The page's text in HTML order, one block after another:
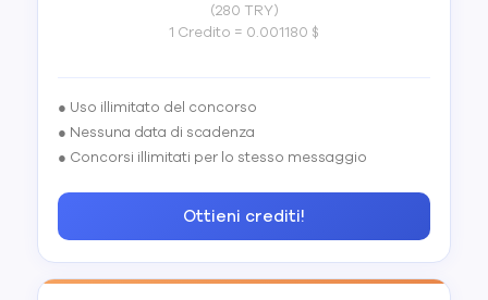
(280 TRY)
1 Credito = 0.001180 $
● Uso illimitato del concorso
● Nessuna data di scadenza
● Concorsi illimitati per lo stesso messaggio
Ottieni crediti!